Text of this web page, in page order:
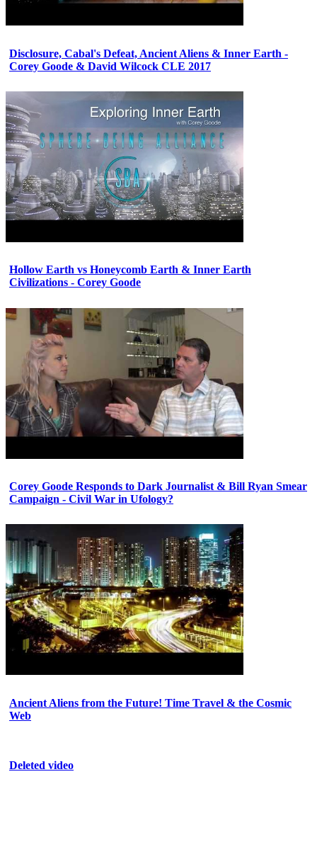
Disclosure, Cabal's Defeat, Ancient Aliens & Inner Earth -
Corey Goode & David Wilcock CLE 2017
Hollow Earth vs Honeycomb Earth & Inner Earth
Civilizations - Corey Goode
Corey Goode Responds to Dark Journalist & Bill Ryan Smear
Campaign - Civil War in Ufology?
Ancient Aliens from the Future! Time Travel & the Cosmic
Web
Deleted video